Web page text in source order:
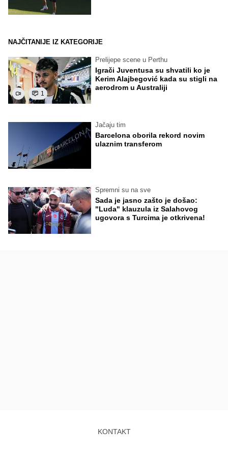
NAJČITANIJE IZ KATEGORIJE
1
Prelijepe scene u Perthu
Igrači Juventusa su shvatili ko je
Kerim Alajbegović kada su stigli na
aerodrom u Australiji
Jačaju tim
Barcelona oborila rekord novim
ulaznim transferom
Spremni su na sve
Sada je jasno zašto je došao:
"Luda" klauzula iz Salahovog
ugovora s Turcima je otkrivena!
KONTAKT